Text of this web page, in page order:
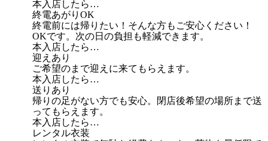
本入店したら…
終電あがりOK
終電前には帰りたい！そんな方もご安心ください！
OKです。次の日の負担も軽減できます。
本入店したら…
迎えあり
ご希望のまで迎えに来てもらえます。
本入店したら…
送りあり
帰りの足がない方でも安心。閉店後希望の場所まで送
ってもらえます。
本入店したら…
レンタル衣装